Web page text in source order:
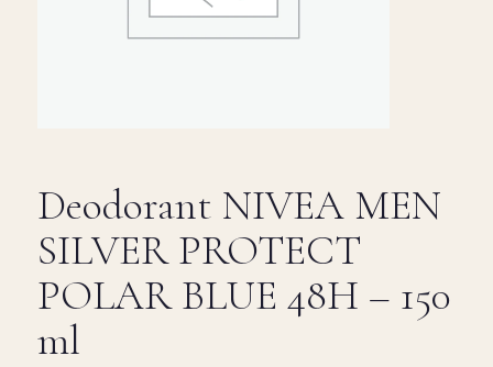
Deodorant NIVEA MEN
SILVER PROTECT
POLAR BLUE 48H – 150
ml